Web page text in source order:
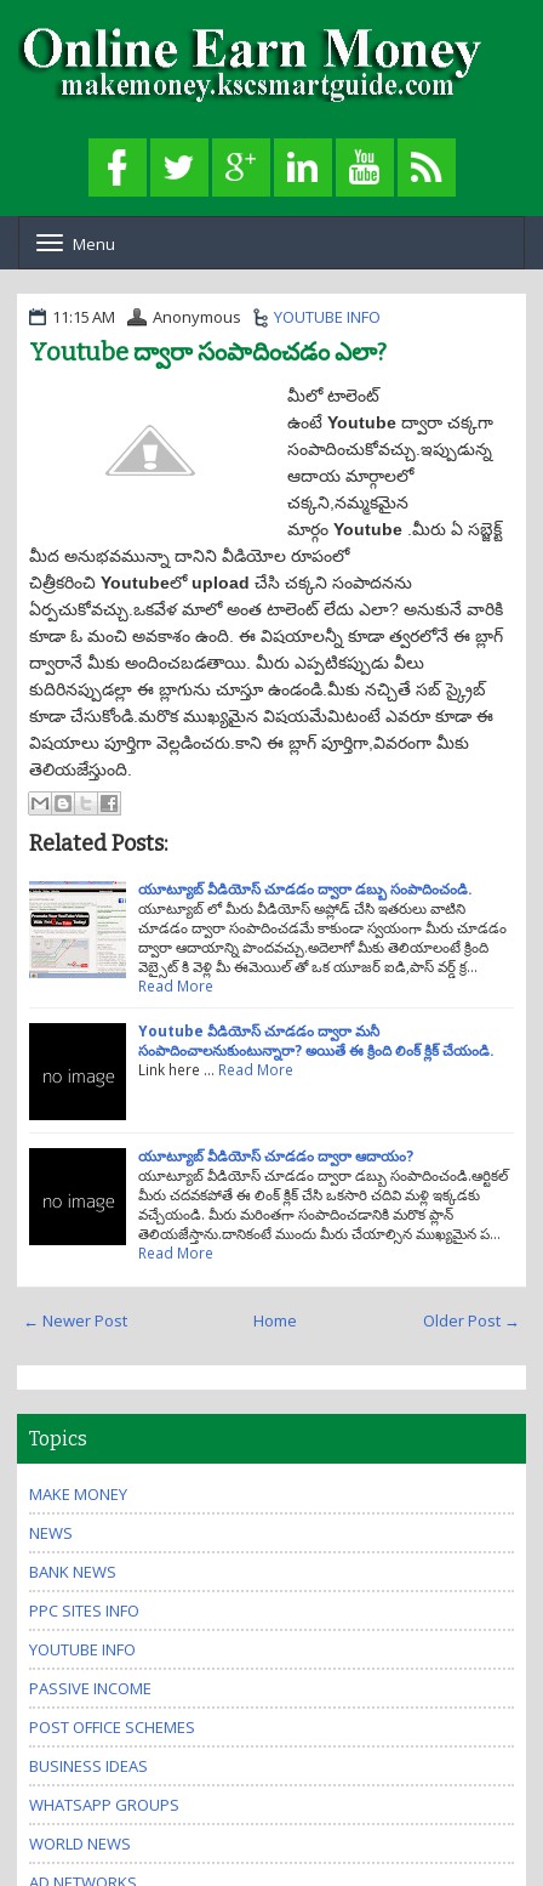
o
g
e
o
n
Menu
11:15 AM Anonymous YOUTUBE INFO
Youtube ద్వారా సంపాదించడం ఎలా?
మీలో టాలెంట్
ఉంటే Youtube ద్వారా చక్కగా
సంపాదించుకోవచ్చు.ఇప్పుడున్న
ఆదాయ మార్గాలలో
చక్కని,నమ్మకమైన
మార్గం Youtube .మీరు ఏ సబ్జెక్ట్
మీద అనుభవమున్నా దానిని వీడియోల రూపంలో
చిత్రీకరించి Youtubeలోupload చేసి చక్కని సంపాదనను
ఏర్పచుకోవచ్చు.ఒకవేళ మాలో అంత టాలెంట్ లేదు ఎలా? అనుకునే వారికి
కూడా ఓ మంచి అవకాశం ఉంది. ఈ విషయాలన్నీ కూడా త్వరలోనే ఈ బ్లాగ్
ద్వారానే మీకు అందించబడతాయి. మీరు ఎప్పటికప్పుడు వీలు
కుదిరినప్పుడల్లా ఈ బ్లాగును చూస్తూ ఉండండి.మీకు నచ్చితే సబ్ స్క్రైబ్
కూడా చేసుకోండి.మరొక ముఖ్యమైన విషయమేమిటంటే ఎవరూ కూడా ఈ
విషయాలు పూర్తిగా వెల్లడించరు.కాని ఈ బ్లాగ్ పూర్తిగా,వివరంగా మీకు
తెలియజేస్తుంది.
Related Posts:
యూట్యూబ్ వీడియోస్ చూడడం ద్వారా డబ్బు సంపాదించండి.
యూట్యూబ్ లో మీరు వీడియోస్ అప్లోడ్ చేసి ఇతరులు వాటిని
చూడడం ద్వారా సంపాదించడమే కాకుండా స్వయంగా మీరు చూడడం
ద్వారా ఆదాయాన్ని పొందవచ్చు.అదెలాగో మీకు తెలియాలంటే క్రింది
వెబ్సైట్ కి వెళ్లి మీ ఈమెయిల్ తో ఒక యూజర్ ఐడి,పాస్ వర్డ్ క్ర…
Read More
Youtube వీడియోస్ చూడడం ద్వారా మనీ
సంపాదించాలనుకుంటున్నారా? అయితే ఈ క్రింది లింక్ క్లిక్ చేయండి.
Link here … Read More
యూట్యూబ్ వీడియోస్ చూడడం ద్వారా ఆదాయం?
యూట్యూబ్ వీడియోస్ చూడడం ద్వారా డబ్బు సంపాదించండి.ఆర్టికల్
మీరు చదవకపోతే ఈ లింక్ క్లిక్ చేసి ఒకసారి చదివి మళ్లి ఇక్కడకు
వచ్చేయండి. మీరు మరింతగా సంపాదించడానికి మరొక ప్లాన్
తెలియజేస్తాను.దానికంటే ముందు మీరు చేయాల్సిన ముఖ్యమైన ప…
Read More
← Newer Post Older Post →
Home
Topics
MAKE MONEY
NEWS
BANK NEWS
PPC SITES INFO
YOUTUBE INFO
PASSIVE INCOME
POST OFFICE SCHEMES
BUSINESS IDEAS
WHATSAPP GROUPS
WORLD NEWS